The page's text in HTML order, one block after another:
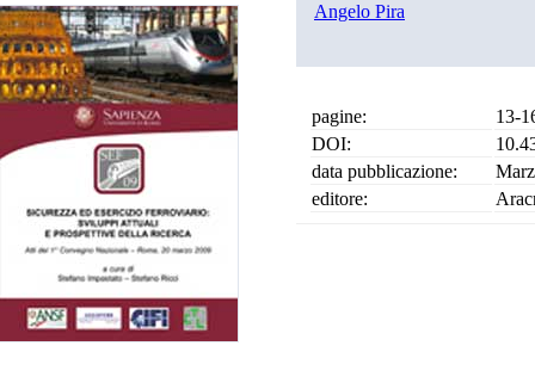
Angelo Pira
pagine:
13-
DOI:
data pubblicazione:
editore: